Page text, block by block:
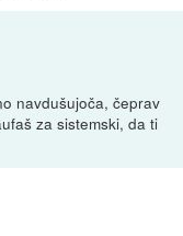
navdušujoča, čeprav
za sistemski, da ti